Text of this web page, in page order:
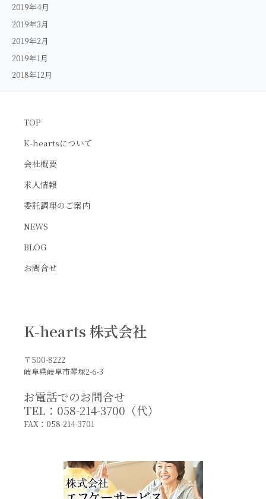
2019年4月
2019年3月
2019年2月
2019年1月
2018年12月
TOP
K-heartsについて
会社概要
求人情報
委託調理のご案内
NEWS
BLOG
お問合せ
K-hearts 株式会社
〒500-8222
岐阜県岐阜市琴塚2-6-3
お電話でのお問合せ
TEL：058-214-3700（代）
FAX：058-214-3701